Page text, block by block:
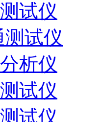
试仪
试仪
析仪
试仪
试仪